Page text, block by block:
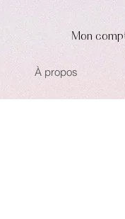
Mon
À propos